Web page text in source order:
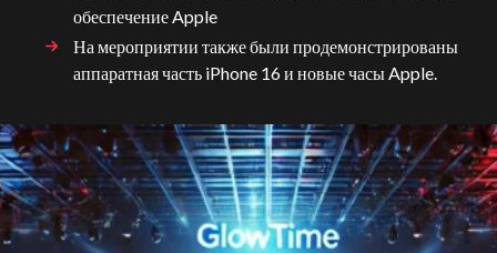
обеспечение Apple
На мероприятии также были продемонстрированы
аппаратная часть iPhone 16 и новые часы Apple.